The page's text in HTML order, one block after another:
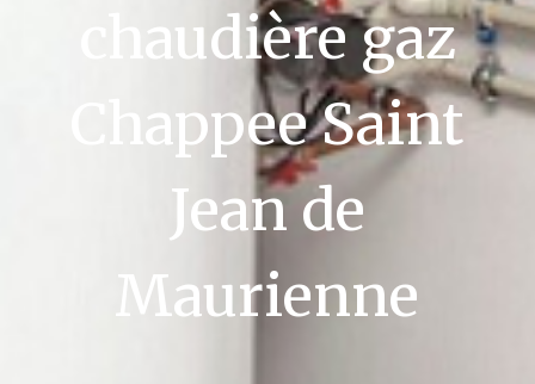
chaudière gaz
Chappee Saint
Jean de
Maurienne